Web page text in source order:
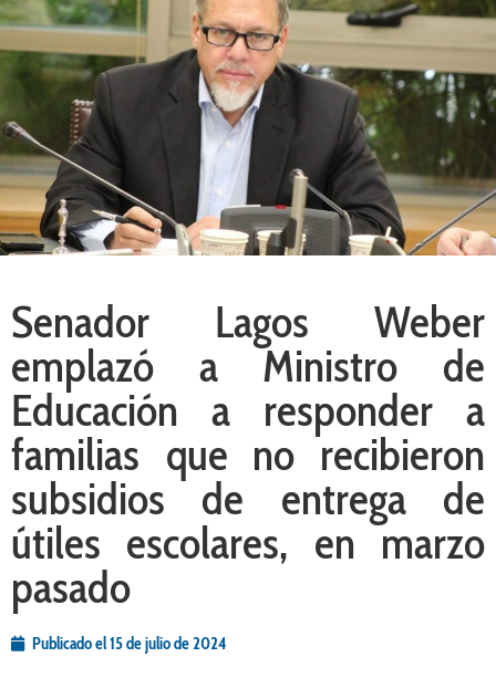
Senador Lagos Weber
emplazó a Ministro de
Educación a responder a
familias que no recibieron
subsidios de entrega de
útiles escolares, en marzo
pasado
Publicado el15 de julio de 2024